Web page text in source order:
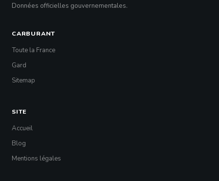
Données officielles gouvernementales.
CARBURANT
Toute la France
Gard
Sitemap
SITE
Accueil
Blog
Mentions légales